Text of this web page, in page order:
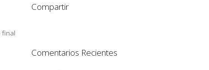
final
Compartir
Comentarios Recientes